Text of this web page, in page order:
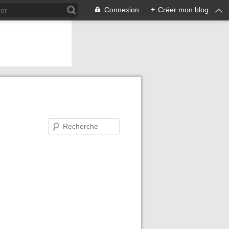
Connexion + Créer mon blog